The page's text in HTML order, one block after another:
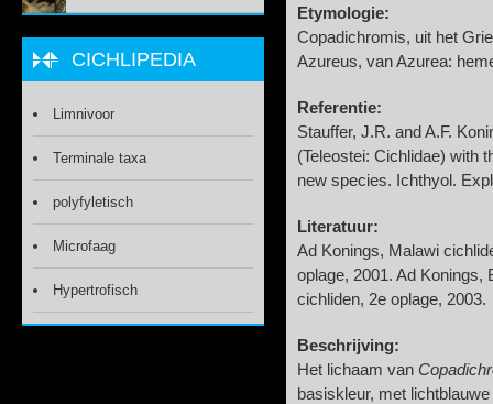
Etymologie:
Copadichromis, uit het
Azureus, van Azurea:
Referentie:
Stauffer, J.R. and A.F.
(Teleostei: Cichlidae) with
new species. Ichthyol.
Literatuur:
Ad Konings, Malawi
oplage, 2001. Ad
cichliden, 2e oplage,
Beschrijving:
Het lichaam van
basiskleur, met
CICHLIPEDIA
Limnivoor
Terminale taxa
polyfyletisch
Microfaag
Hypertrofisch